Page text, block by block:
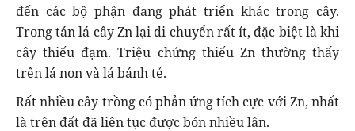
đến các bộ phận đang phát triển khác trong cây.
Trong tán lá cây Zn lại di chuyển rất ít, đặc biệt là khi
cây thiếu đạm. Triệu chứng thiếu Zn thường thấy
trên lá non và lá bánh tẻ.
Rất nhiều cây trồng có phản ứng tích cực với Zn, nhất
là trên đất đã liên tục được bón nhiều lân.